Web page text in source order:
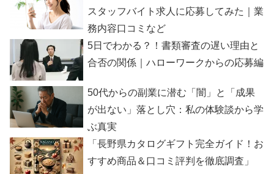
スタッフバイト求人に応募してみた｜業
務内容口コミなど
5日でわかる？！書類審査の遅い理由と
合否の関係｜ハローワークからの応募編
50代からの副業に潜む「闇」と「成果
が出ない」落とし穴：私の体験談から学
ぶ真実
「長野県カタログギフト完全ガイド！お
すすめ商品＆口コミ評判を徹底調査」